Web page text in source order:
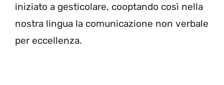
iniziato a gesticolare, cooptando così nella
nostra lingua la comunicazione non verbale
per eccellenza.